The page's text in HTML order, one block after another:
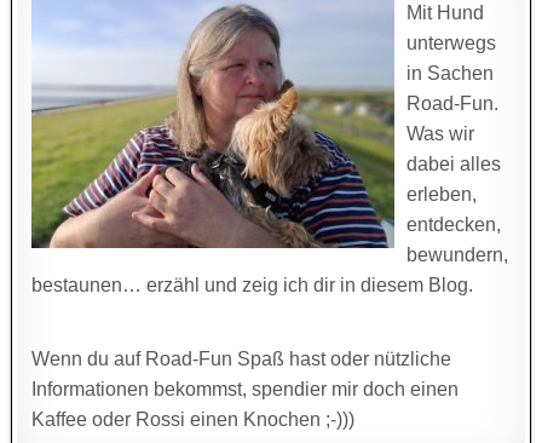
Mit Hund
unterwegs
in Sachen
Road-Fun.
Was wir
dabei alles
erleben,
entdecken,
bewundern,
bestaunen… erzähl und zeig ich dir in diesem Blog.
Wenn du auf Road-Fun Spaß hast oder nützliche
Informationen bekommst, spendier mir doch einen
Kaffee oder Rossi einen Knochen ;-)))